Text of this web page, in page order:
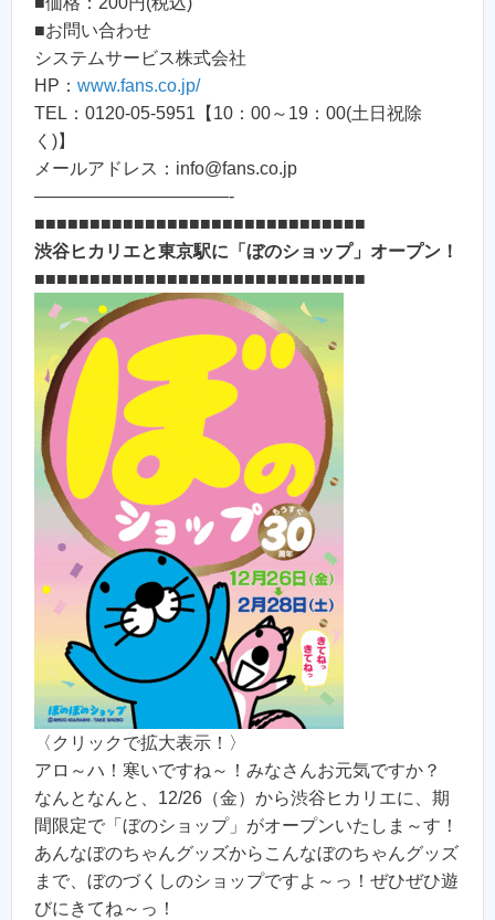
■お問い合わせ
システムサービス株式会社
HP： www.fans.co.jp/
TEL：0120-05-5951【10：00～19：00(土日祝除
く)】
メールアドレス：info@fans.co.jp
———————————-
■■■■■■■■■■■■■■■■■■■■■■■■■■■■■■
渋谷ヒカリエと東京駅に「ぼのショップ」オープン！
■■■■■■■■■■■■■■■■■■■■■■■■■■■■■■
〈クリックで拡大表示！〉
アロ～ハ！寒いですね～！みなさんお元気ですか？
なんとなんと、12/26（金）から渋谷ヒカリエに、期
間限定で「ぼのショップ」がオープンいたしま～す！
あんなぼのちゃんグッズからこんなぼのちゃんグッズ
まで、ぼのづくしのショップですよ～っ！ぜひぜひ遊
びにきてね～っ！